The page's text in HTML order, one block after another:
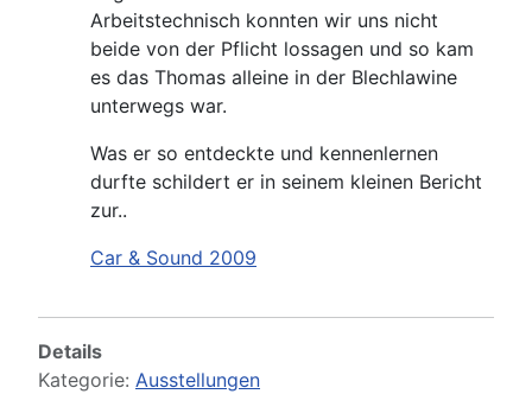
Arbeitstechnisch konnten wir uns nicht
beide von der Pflicht lossagen und so kam
es das Thomas alleine in der Blechlawine
unterwegs war.
Was er so entdeckte und kennenlernen
durfte schildert er in seinem kleinen Bericht
zur..
Car & Sound 2009
Details
Kategorie: Ausstellungen